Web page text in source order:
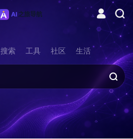
搜索 工具 社区 生活